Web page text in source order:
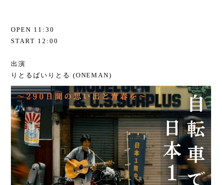
OPEN 11:30
START 12:00
出演
りとるばいりとる (ONEMAN)